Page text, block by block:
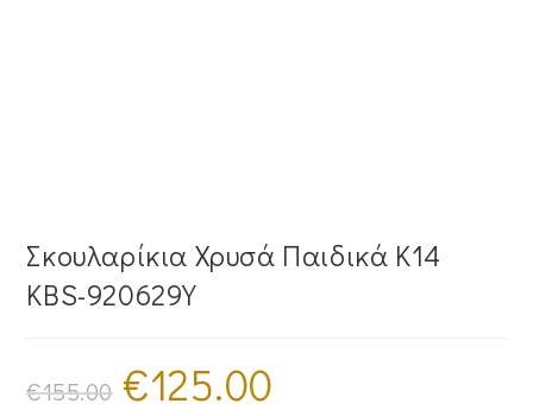
Σκουλαρίκια Χρυσά Παιδικά Κ14
KBS-920629Y
€155.00
Original
price
was:
€125.00